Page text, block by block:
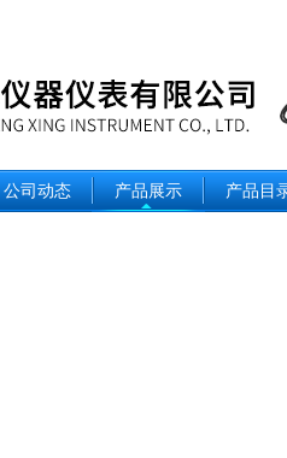
公司动态 产品展示 产品目